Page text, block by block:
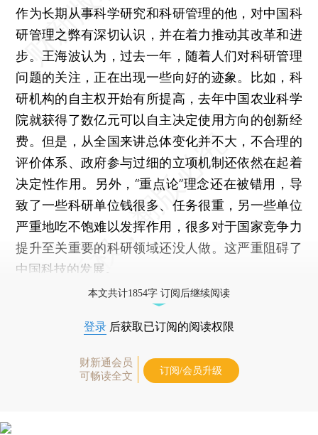
作为长期从事科学研究和科研管理的他，对中国科
研管理之弊有深切认识，并在着力推动其改革和进
步。王海波认为，过去一年，随着人们对科研管理
问题的关注，正在出现一些向好的迹象。比如，科
研机构的自主权开始有所提高，去年中国农业科学
院就获得了数亿元可以自主决定使用方向的创新经
费。但是，从全国来讲总体变化并不大，不合理的
评价体系、政府参与过细的立项机制还依然在起着
决定性作用。另外，“重点论”理念还在被错用，导
致了一些科研单位钱很多、任务很重，另一些单位
严重地吃不饱难以发挥作用，很多对于国家竞争力
提升至关重要的科研领域还没人做。这严重阻碍了
中国科技的发展。
本文共计1854字 订阅后继续阅读
登录 后获取已订阅的阅读权限
财新通会员
可畅读全文
订阅/会员升级